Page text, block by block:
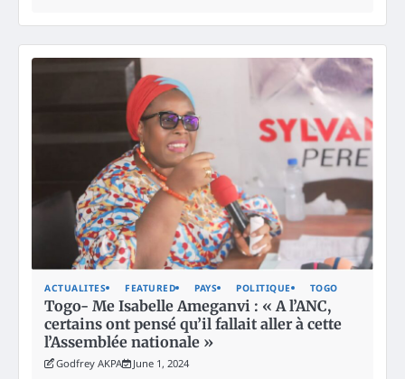
ACTUALITES FEATURED PAYS POLITIQUE TOGO
Togo- Me Isabelle Ameganvi : « A l’ANC,
certains ont pensé qu’il fallait aller à cette
l’Assemblée nationale »
Godfrey AKPA June 1, 2024